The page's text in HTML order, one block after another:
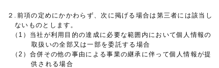
２.前項の定めにかかわらず、次に掲げる場合は第三者には該当し
ないものとします。
（1）当社が利用目的の達成に必要な範囲内において個人情報の
取扱いの全部又は一部を委託する場合
（2）合併その他の事由による事業の継承に伴って個人情報が提
供される場合